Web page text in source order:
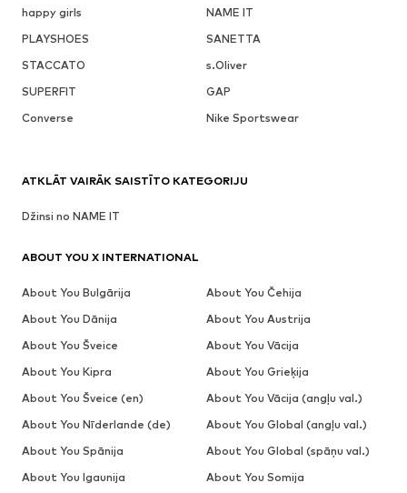
happy girls
NAME IT
PLAYSHOES
SANETTA
STACCATO
s.Oliver
SUPERFIT
GAP
Converse
Nike Sportswear
ATKLĀT VAIRĀK SAISTĪTO KATEGORIJU
Džinsi no NAME IT
ABOUT YOU X INTERNATIONAL
About You Bulgārija
About You Čehija
About You Dānija
About You Austrija
About You Šveice
About You Vācija
About You Kipra
About You Grieķija
About You Šveice (en)
About You Vācija (angļu val.)
About You Nīderlande (de)
About You Global (angļu val.)
About You Spānija
About You Global (spāņu val.)
About You Igaunija
About You Somija